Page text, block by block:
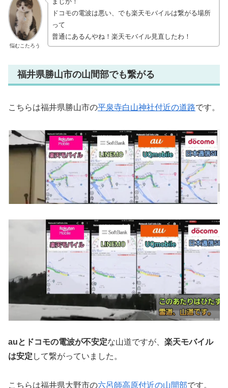
悩むこたろう
ドコモの電波は悪い、でも楽天モバイルは繋がる場所
って
普通にあるんやね！楽天モバイル見直したわ！
福井県勝山市の山間部でも繋がる
こちらは福井県勝山市の平泉寺白山神社付近の道路です。
auとドコモの電波が不安定な山道ですが、 楽天モバイル
は安定 して繋がっていました。
こちらは福井県大野市の六呂師高原付近の山間部です。